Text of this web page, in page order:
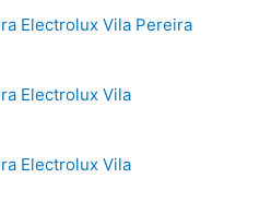
Electrolux Vila Pereira
Electrolux Vila
Electrolux Vila